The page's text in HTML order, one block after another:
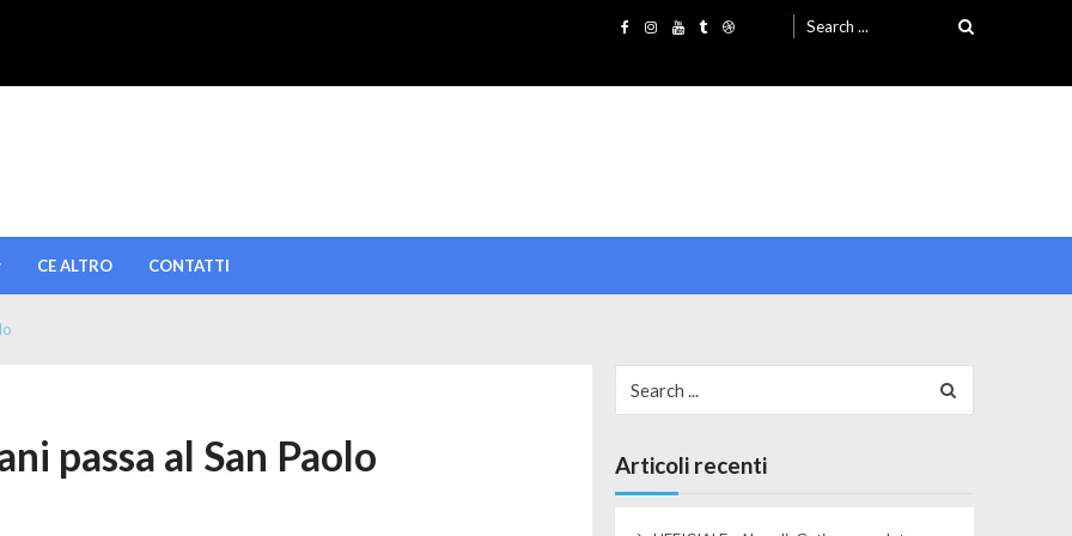
Search for:
CE ALTRO CONTATTI
passa al San Paolo Articoli recenti